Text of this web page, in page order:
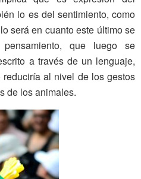
lo es del sentimiento, como
será en cuanto este último se
que luego se
a través de un lenguaje,
al nivel de los gestos
de los animales.